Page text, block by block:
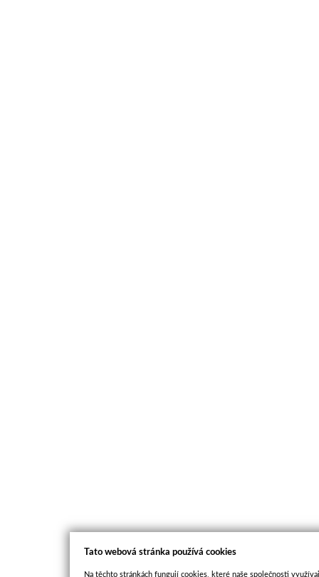
Tato webová stránka používá cookies
Na těchto stránkách fungují cookies, které naše společnosti